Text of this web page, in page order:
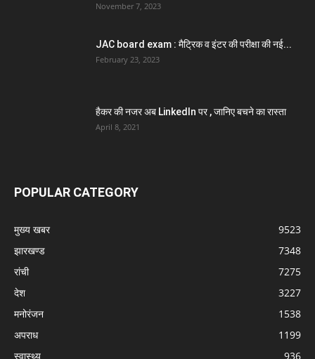
November 7, 2023
JAC board exam : मैट्रिक व इंटर की परीक्षा की नई...
February 23, 2023
हैकर की नजर अब LinkedIn पर , जानिए बचने का रास्ता
April 8, 2021
POPULAR CATEGORY
मुख्य खबर
9523
झारखण्ड
7348
रांची
7275
देश
3227
मनोरंजन
1538
अपराध
1199
स्वास्थ्य
936